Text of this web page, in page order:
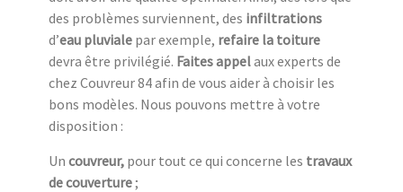
des problèmes surviennent, des infiltrations
d’eau pluviale par exemple, refaire la toiture
devra être privilégié. Faites appelaux experts de
chez Couvreur 84 afin de vous aider à choisir les
bons modèles. Nous pouvons mettre à votre
disposition :
Un couvreur, pour tout ce qui concerne les travaux
de couverture ;